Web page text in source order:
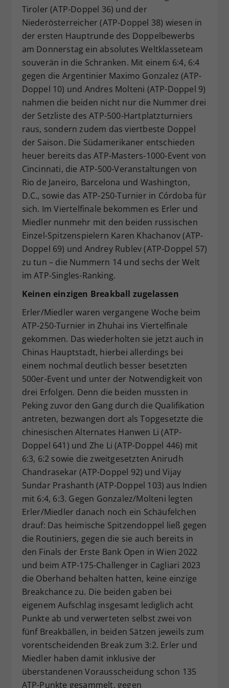
Tiroler (ATP-Doppel 36) und der
Niederösterreicher (ATP-Doppel 38) wiesen in
der ersten Hauptrunde des Doppelbewerbs
am Donnerstag ein absolutes Weltklasseteam
souverän in die Schranken. Mit einem 6:4, 6:4
gegen die Argentinier Maximo Gonzalez (ATP-
Doppel 10) und Andres Molteni (ATP-Doppel 9)
nahmen die beiden nicht nur die Nummer drei
der Setzliste des ATP-500-Hartplatzturniers
raus, sondern zudem das viertbeste Doppel
der Saison. Die Südamerikaner entschieden
heuer bereits das ATP-Masters-1000-Event von
Cincinnati, die ATP-500-Veranstaltungen von
Rio de Janeiro, Barcelona und Washington,
D.C., sowie das ATP-250-Turnier in Córdoba für
sich. Im Viertelfinale bekommen es Erler und
Miedler nunmehr mit den beiden russischen
Einzel-Spitzenspielern Karen Khachanov (ATP-
Doppel 69) und Andrey Rublev (ATP-Doppel 57)
zu tun – die Nummern 14 und sechs der Welt
im ATP-Singles-Ranking.
Keinen einzigen Breakball zugelassen
Erler/Miedler waren vergangene Woche beim
ATP-250-Turnier in Zhuhai ins Viertelfinale
gekommen. Das wiederholten sie jetzt auch in
Chinas Hauptstadt, hierbei allerdings bei
einem nochmal deutlich besser besetzten
500er-Event und unter der Notwendigkeit von
drei Erfolgen. Denn die beiden mussten in
Peking zuvor den Gang durch die Qualifikation
antreten, bezwangen dort als Topgesetzte die
chinesischen Alternates Hanwen Li (ATP-
Doppel 641) und Zhe Li (ATP-Doppel 446) mit
6:3, 6:2 sowie die zweitgesetzten Anirudh
Chandrasekar (ATP-Doppel 92) und Vijay
Sundar Prashanth (ATP-Doppel 103) aus Indien
mit 6:4, 6:3. Gegen Gonzalez/Molteni legten
Erler/Miedler danach noch ein Schäufelchen
drauf: Das heimische Spitzendoppel ließ gegen
die Routiniers, gegen die sie auch bereits in
den Finals der Erste Bank Open in Wien 2022
und beim ATP-175-Challenger in Cagliari 2023
die Oberhand behalten hatten, keine einzige
Breakchance zu. Die beiden gaben bei
eigenem Aufschlag insgesamt lediglich acht
Punkte ab und verwerteten selbst zwei von
fünf Breakbällen, in beiden Sätzen jeweils zum
vorentscheidenden Break zum 3:2. Erler und
Miedler haben damit inklusive der
überstandenen Vorausscheidung schon 135
ATP-Punkte gesammelt, gegen
Zweck
Dieser Wert speichert Ihre Consent-
Einstellungen. Unter anderem eine
zufällig generierte ID, für die
historische Speicherung Ihrer
vorgenommen Einstellungen, falls der
Webseiten-Betreiber dies eingestellt
hat.